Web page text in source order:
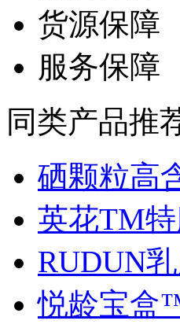
货源保障
服务保障
同类产品推
硒颗粒高
英花TM
RUDUN
悦龄宝盒